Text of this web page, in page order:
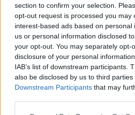
section to confirm your selection.
opt-out request is processed you may
interest-based ads based on personal
us or personal information disclosed
your opt-out. You may separately opt-
disclosure of your personal
IAB’s list of downstream participants.
also be disclosed by us to third parties
Downstream Participants that may
Komentáře